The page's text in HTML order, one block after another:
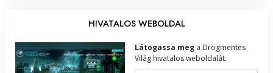
HIVATALOS WEBOLDAL
Látogassa meg a Drogmentes
Világ hivatalos weboldalát.